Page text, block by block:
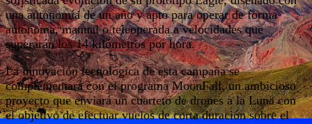
una autonomía de un año y apto para operar de forma
autónoma, manual o teleoperada a velocidades que
superarán los 14 kilómetros por hora.
La innovación tecnológica de esta campaña se
complementará con el programa MoonFall, un ambicioso
proyecto que enviará un cuarteto de drones a la Luna con
el objetivo de efectuar vuelos de corta duración sobre el